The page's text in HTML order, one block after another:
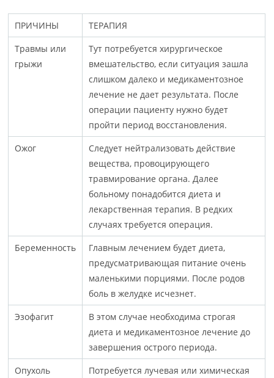
ПРИЧИНЫ
ТЕРАПИЯ
Травмы или
грыжи
Тут потребуется хирургическое
вмешательство, если ситуация зашла
слишком далеко и медикаментозное
лечение не дает результата. После
операции пациенту нужно будет
пройти период восстановления.
Ожог
Следует нейтрализовать действие
вещества, провоцирующего
травмирование органа. Далее
больному понадобится диета и
лекарственная терапия. В редких
случаях требуется операция.
Беременность
Главным лечением будет диета,
предусматривающая питание очень
маленькими порциями. После родов
боль в желудке исчезнет.
Эзофагит
В этом случае необходима строгая
диета и медикаментозное лечение до
завершения острого периода.
Опухоль
Потребуется лучевая или химическая